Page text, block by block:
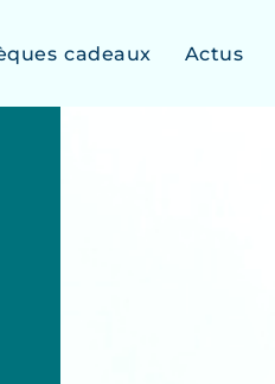
cadeaux Actus